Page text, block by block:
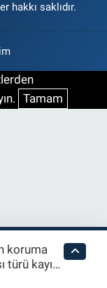
hakkı saklıdır.
Tamam
koruma
türü kayıt